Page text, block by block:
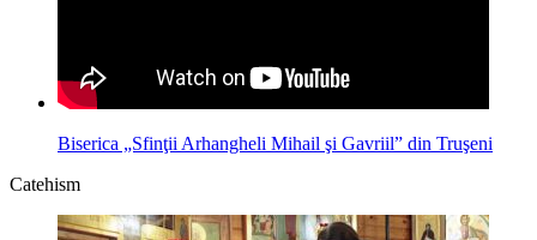
Biserica „Sfinţii Arhangheli Mihail şi Gavriil” din Truşeni
Catehism